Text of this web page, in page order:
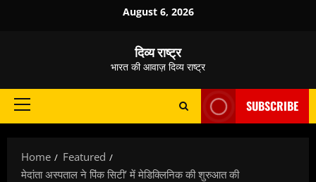
August 6, 2026
दिव्य राष्ट्र
भारत की आवाज़ दिव्य राष्ट्र
Primary
SUBSCRIBE
Home
Featured
मेदांता अस्पताल ने पिंक सिटी’ में मेडिक्लिनिक की शुरुआत की